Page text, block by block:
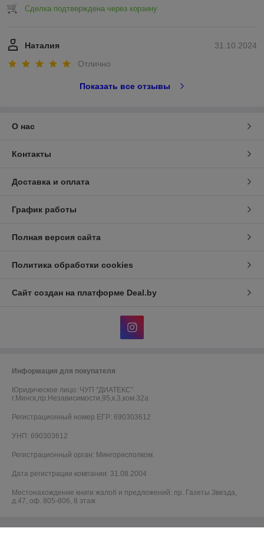
Сделка подтверждена через корзину
31.10.2024
Наталия
Отлично
Показать все отзывы
О нас
Контакты
Доставка и оплата
График работы
Полная версия сайта
Политика обработки cookies
Сайт создан на платформе Deal.by
Информация для покупателя
Юридическое лицо: ЧУП "ДИАТЕКС"
г.Минск,пр.Независимости,95,к.3,ком.32а
Регистрационный номер ЕГР: 690303612
УНП: 690303612
Регистрационный орган: Мингорисполком.
Дата регистрации компании: 31.08.2004
Местонахождение книги жалоб и предложений: пр. Газеты Звезда,
д.47, оф. 805-806, 8 этаж